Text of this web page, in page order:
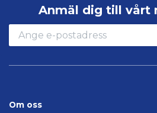
Anmäl dig till vårt
Om oss